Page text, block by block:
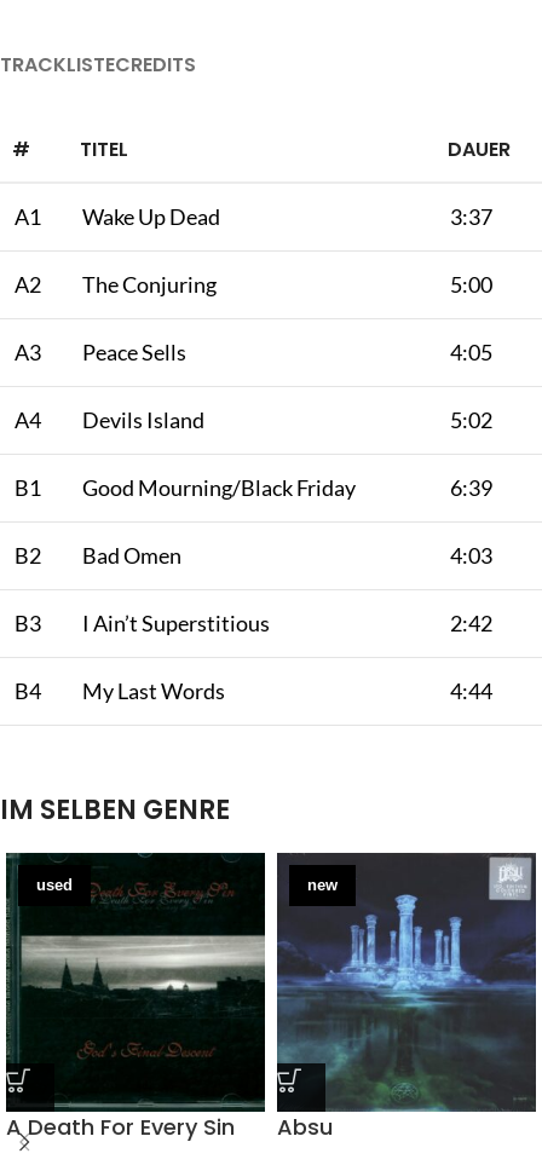
TRACKLISTECREDITS
# TITEL DAUER
A1 Wake Up Dead 3:37
A2 The Conjuring 5:00
A3 Peace Sells 4:05
A4 Devils Island 5:02
B1 Good Mourning/Black Friday 6:39
B2 Bad Omen 4:03
B3 I Ain’t Superstitious 2:42
B4 My Last Words 4:44
IM SELBEN GENRE
used
A Death For Every Sin
new
Absu